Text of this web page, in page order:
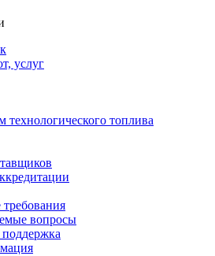
услуг
технологического топлива
вопросы
поддержка